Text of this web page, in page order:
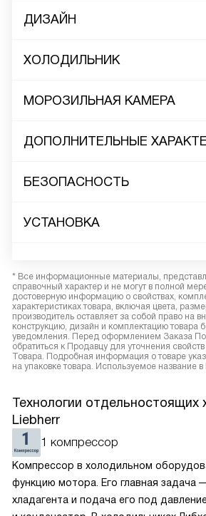
ДИЗАЙН
ХОЛОДИЛЬНИК
МОРОЗИЛЬНАЯ КАМЕРА
ДОПОЛНИТЕЛЬНЫЕ
БЕЗОПАСНОСТЬ
УСТАНОВКА
* Все информационные материалы,
справочный характер и не могут в полной
достоверную информацию о свойствах,
характеристиках товара, включая цвета,
производитель оставляет за собой право на
конструкцию, дизайн и комплектацию товара
уведомления. Перед оформлением Заказа
обратиться к Продавцу для уточнения
Товара. Подробная информация о товаре
на упаковке товара. Используемое название
Технологии отдельностоящих
Liebherr
1 компрессор
Компрессор в холодильном
функцию мотора. Его главная задача
хладагента и подача его под